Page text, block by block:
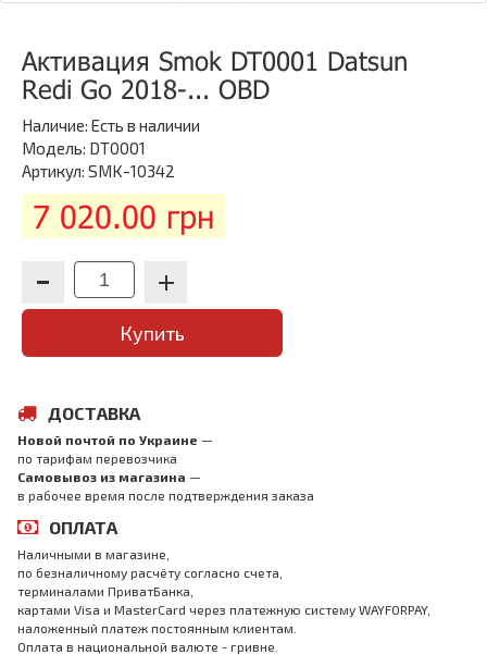
Активация Smok DT0001 Datsun
Redi Go 2018-... OBD
Наличие: Есть в наличии
Модель: DT0001
Артикул: SMK-10342
7 020.00 грн
Купить
ДОСТАВКА
Новой почтой по Украине —
по тарифам перевозчика
Самовывоз из магазина —
в рабочее время после подтверждения заказа
ОПЛАТА
Наличными в магазине,
по безналичному расчёту согласно счета,
терминалами ПриватБанка,
картами Visa и MasterCard через платежную систему WAYFORPAY,
наложенный платеж постоянным клиентам.
Оплата в национальной валюте - гривне.